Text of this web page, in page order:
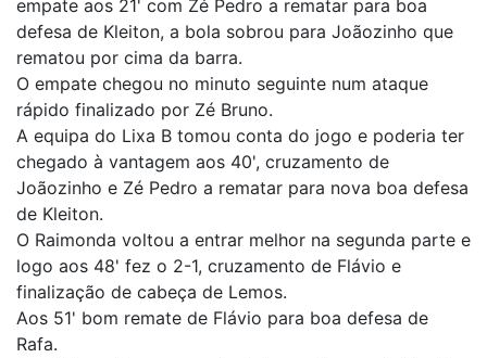
empate aos 21' com Zé Pedro a rematar para boa
defesa de Kleiton, a bola sobrou para Joãozinho que
rematou por cima da barra.
O empate chegou no minuto seguinte num ataque
rápido finalizado por Zé Bruno.
A equipa do Lixa B tomou conta do jogo e poderia ter
chegado à vantagem aos 40', cruzamento de
Joãozinho e Zé Pedro a rematar para nova boa defesa
de Kleiton.
O Raimonda voltou a entrar melhor na segunda parte e
logo aos 48' fez o 2-1, cruzamento de Flávio e
finalização de cabeça de Lemos.
Aos 51' bom remate de Flávio para boa defesa de
Rafa.